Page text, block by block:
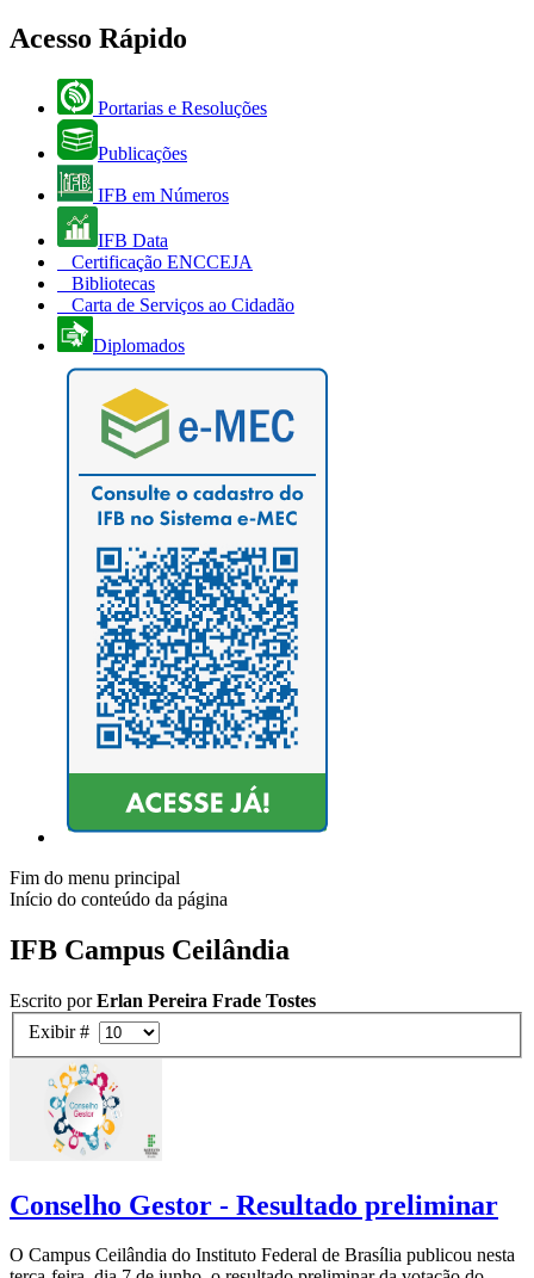
Acesso Rápido
Portarias e Resoluções
Publicações
IFB em Números
IFB Data
Certificação ENCCEJA
Bibliotecas
Carta de Serviços ao Cidadão
Diplomados
Fim do menu principal
Início do conteúdo da página
IFB Campus Ceilândia
Escrito porErlan Pereira Frade Tostes
Exibir #
Conselho Gestor - Resultado preliminar
O Campus Ceilândia do Instituto Federal de Brasília publicou nesta